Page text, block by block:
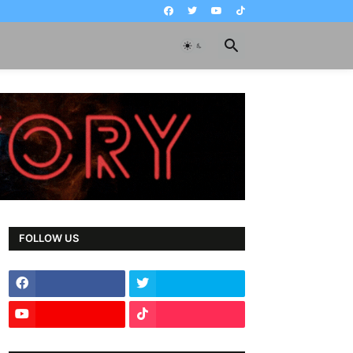
FOLLOW US